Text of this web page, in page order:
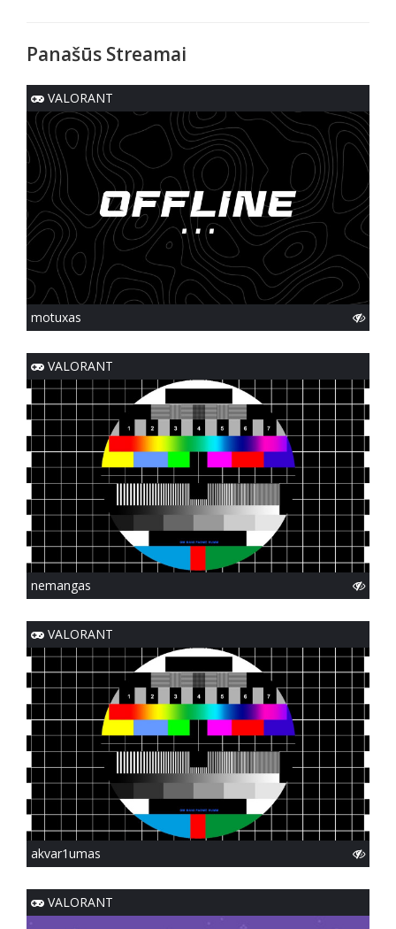
Panašūs Streamai
VALORANT
motuxas
VALORANT
nemangas
VALORANT
akvar1umas
VALORANT